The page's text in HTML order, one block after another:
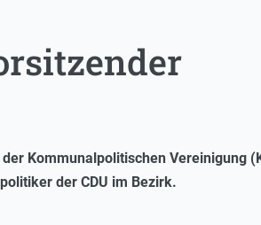
Kommunalpolitischen Vereinigung
der CDU im Bezirk.